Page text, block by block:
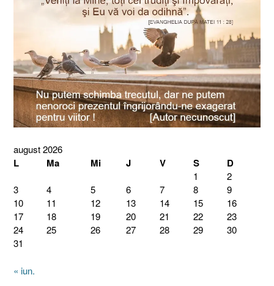
august 2026
L Ma Mi J V S D
1
2
3
4 5 6 7 8
9
10
11 12 13 14 15
16
17
18 19 20 21 22
23
24
25 26 27 28 29
30
31
« iun.